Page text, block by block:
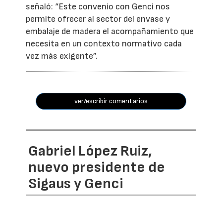
señaló: “Este convenio con Genci nos
permite ofrecer al sector del envase y
embalaje de madera el acompañamiento que
necesita en un contexto normativo cada
vez más exigente”.
ver/escribir comentarios
Gabriel López Ruiz,
nuevo presidente de
Sigaus y Genci